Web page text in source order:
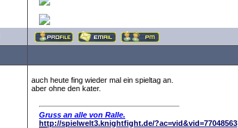
auch heute fing wieder mal ein spieltag an.
aber ohne den kater.
Gruss an alle von Ralle.
http://spielwelt3.knightfight.de/?ac=vid&vid=77048563